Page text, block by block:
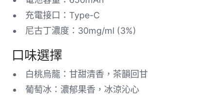
充電接口：Type-C
尼古丁濃度：30mg/ml (3%)
口味選擇
白桃烏龍：甘甜清香，茶韻回甘
葡萄冰：濃郁果香，冰涼沁心